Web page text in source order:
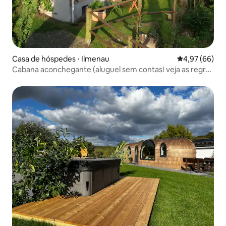
Casa de hóspedes ⋅ Ilmenau 4,97 de uma
4,97 (66)
Cabana aconchegante (aluguel sem contas! veja as regras